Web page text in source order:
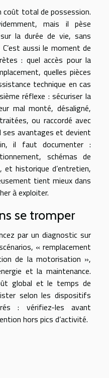
coût total de possession.
mais il pèse
la durée de vie, sans
aussi le moment de
: quel accès pour la
quelles pièces
technique en cas
réflexe : sécuriser la
mal monté, désaligné,
ou raccordé avec
ses avantages et devient
il faut documenter :
schémas de
et historique d’entretien,
tient mieux dans
à exploiter.
se tromper
par un diagnostic sur
« remplacement
de la motorisation »,
et la maintenance.
global et le temps de
selon les dispositifs
: vérifiez-les avant
hors pics d’activité.